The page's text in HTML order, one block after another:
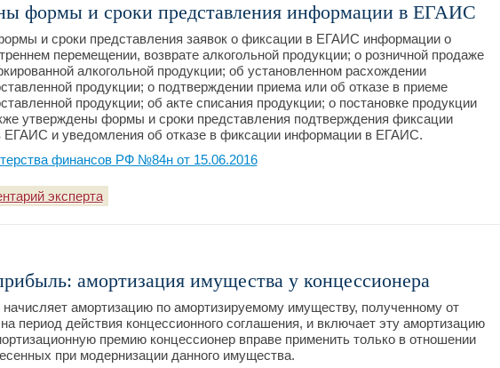
Суд
формы и сроки представления информации в ЕГАИС
и сроки представления заявок о фиксации в ЕГАИС информации о
перемещении, возврате алкогольной продукции; о розничной продаже
алкогольной продукции; об установленном расхождении
продукции; о подтверждении приема или об отказе в приеме
продукции; об акте списания продукции; о постановке продукции
утверждены формы и сроки представления подтверждения фиксации
ЕГАИС и уведомления об отказе в фиксации информации в ЕГАИС.
финансов РФ №84н от 15.06.2016
эксперта
амортизация имущества у концессионера
начисляет амортизацию по амортизируемому имуществу, полученному от
период действия концессионного соглашения, и включает эту амортизацию
премию концессионер вправе применить только в отношении
при модернизации данного имущества.